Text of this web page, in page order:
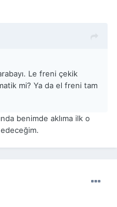
Le freni çekik
mi? Ya da el freni tam
benimde aklıma ilk o